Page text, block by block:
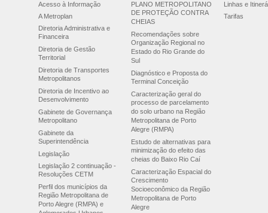
Acesso à Informação
A Metroplan
Diretoria Administrativa e
Financeira
Diretoria de Gestão
Territorial
Diretoria de Transportes
Metropolitanos
Diretoria de Incentivo ao
Desenvolvimento
Gabinete de Governança
Metropolitano
Gabinete da
Superintendência
Legislação
Legislação 2 continuação -
Resoluções CETM
Perfil dos municípios da
Região Metropolitana de
Porto Alegre (RMPA) e
PLANO METROPOLITANO
DE PROTEÇÃO CONTRA
CHEIAS
Recomendações sobre
Organização Regional no
Estado do Rio Grande do
Sul
Diagnóstico e Proposta do
Terminal Conceição
Caracterização geral do
processo de parcelamento
do solo urbano na Região
Metropolitana de Porto
Alegre (RMPA)
Estudo de alternativas para
minimização do efeito das
cheias do Baixo Rio Caí
Caracterização Espacial do
Crescimento
Socioeconômico da Região
Metropolitana de Porto
Alegre
Linhas e
Tarifas